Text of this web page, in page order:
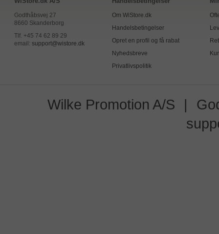
Godthåbsvej 27
8660 Skanderborg
Tlf. +45 74 62 89 29
email: support@wistore.dk
Om WiStore.dk
Handelsbetingelser
Opret en profil og få rabat
Nyhedsbreve
Privatlivspolitik
Wilke Promotion A/S |